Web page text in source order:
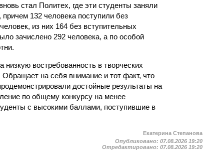
стал Политех, где эти студенты заняли
132 человека поступили без
из них 164 без вступительных
зачислено 292 человека, а по особой
низкую востребованность в творческих
на себя внимание и тот факт, что
достойные результаты на
по общему конкурсу на менее
с высокими баллами, поступившие в
Екатерина Степанова
Опубликовано:07.08.2026 19:20
Отредактировано:07.08.2026 19:20